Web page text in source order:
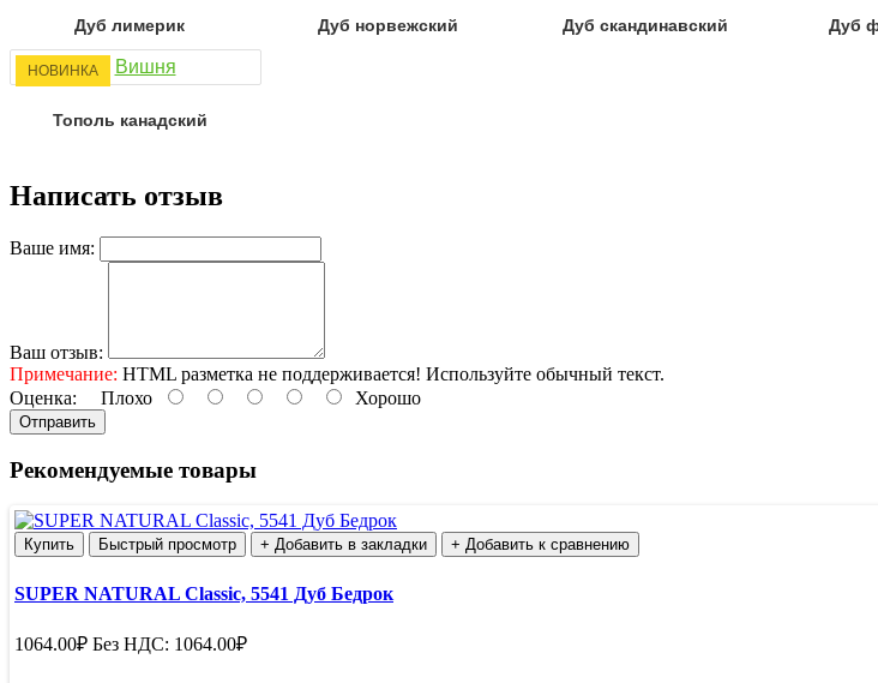
Дуб лимерик Дуб норвежский Дуб скандинавский Дуб
НОВИНКА
Тополь канадский
Написать отзыв
Ваше имя:
Ваш отзыв:
Примечание: HTML разметка не поддерживается! Используйте обычный текст.
Оценка: Плохо Хорошо
Отправить
Рекомендуемые товары
Купить Быстрый просмотр + Добавить в закладки + Добавить к сравнению
SUPER NATURAL Classic, 5541 Дуб Бедрок
1064.00₽ Без НДС: 1064.00₽